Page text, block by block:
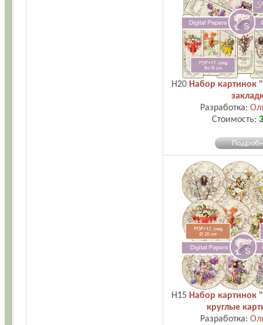
H20 Набор картинок
Разработка:
Стоимость:
H15 Набор картинок
круглые
Разработка: